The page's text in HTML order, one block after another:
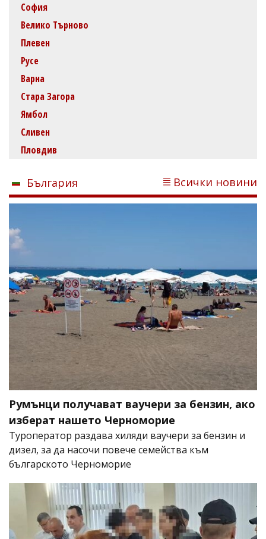
София
Велико Търново
Плевен
Русе
Варна
Стара Загора
Ямбол
Сливен
Пловдив
България Всички новини
Румънци получават ваучери за бензин, ако
изберат нашето Черноморие
Туроператор раздава хиляди ваучери за бензин и
дизел, за да насочи повече семейства към
българското Черноморие